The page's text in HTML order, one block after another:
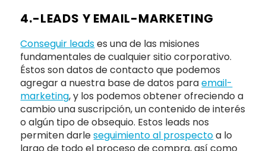
4.-LEADS Y EMAIL-MARKETING
Conseguir leadses una de las misiones
fundamentales de cualquier sitio corporativo.
Éstos son datos de contacto que podemos
agregar a nuestra base de datos paraemail-
marketing, y los podemos obtener ofreciendo a
cambio una suscripción, un contenido de interés
o algún tipo de obsequio. Estos leads nos
permiten darleseguimiento al prospectoa lo